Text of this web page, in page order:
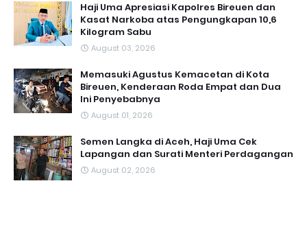
Haji Uma Apresiasi Kapolres Bireuen dan
Kasat Narkoba atas Pengungkapan 10,6
Kilogram Sabu
August 03, 2026
Memasuki Agustus Kemacetan di Kota
Bireuen, Kenderaan Roda Empat dan Dua
Ini Penyebabnya
August 01, 2026
Semen Langka di Aceh, Haji Uma Cek
Lapangan dan Surati Menteri Perdagangan
August 02, 2026